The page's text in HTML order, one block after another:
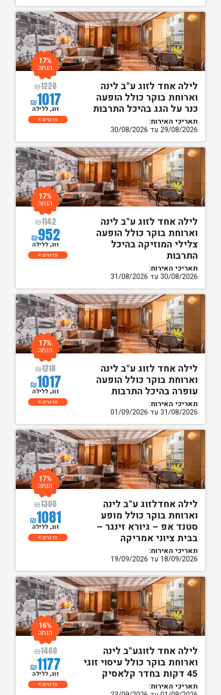
לילה אחד לזוג ע"ב לינה
וארוחת בוקר כולל הופעה
כנר על הגג בהיכל התרבות
תאריכי האירוח:
29/08/2026 עד 30/08/2026
₪1220
₪1017
17%
הנחה
זוג, ללילה
פרטים
לילה אחד לזוג ע"ב לינה
וארוחת בוקר כולל הופעה
צלילי המוזיקה בהיכל
התרבות
תאריכי האירוח:
30/08/2026 עד 31/08/2026
₪1142
₪952
17%
הנחה
זוג, ללילה
פרטים
לילה אחד לזוג ע"ב לינה
וארוחת בוקר כולל הופעה
עופרה בהיכל התרבות
תאריכי האירוח:
31/08/2026 עד 01/09/2026
₪1218
₪1017
17%
הנחה
זוג, ללילה
פרטים
לילה אחדלזוג ע"ב לינה
וארוחת בוקר כולל מופע
סטנד אפ – גיורא זינגר –
בבית ציוני אמריקה
תאריכי האירוח:
18/09/2026 עד 19/09/2026
₪1300
₪1081
17%
הנחה
זוג, ללילה
פרטים
לילה אחד לזוגע"ב לינה
וארוחת בוקר כולל עיסוי זוגי
45 דקות בחדר קלאסיק
תאריכי האירוח:
₪1400
₪1177
16%
הנחה
זוג, ללילה
פרטים